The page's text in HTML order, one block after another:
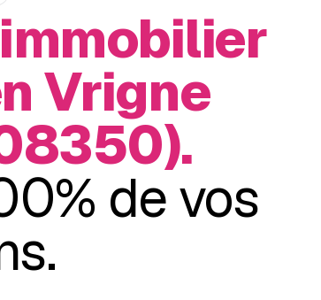
Vrigne
de vos